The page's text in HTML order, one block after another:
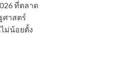
ที่ตลาด
ศาสตร์
ม่น้อยตั้ง